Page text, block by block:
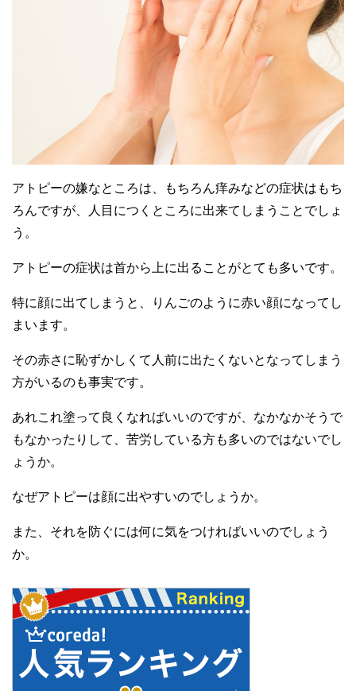
アトピーの嫌なところは、もちろん痒みなどの症状はもち
ろんですが、人目につくところに出来てしまうことでしょ
う。
アトピーの症状は首から上に出ることがとても多いです。
特に顔に出てしまうと、りんごのように赤い顔になってし
まいます。
その赤さに恥ずかしくて人前に出たくないとなってしまう
方がいるのも事実です。
あれこれ塗って良くなればいいのですが、なかなかそうで
もなかったりして、苦労している方も多いのではないでし
ょうか。
なぜアトピーは顔に出やすいのでしょうか。
また、それを防ぐには何に気をつければいいのでしょう
か。